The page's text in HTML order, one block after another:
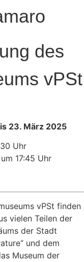
des
vPSt
23. März 2025
Uhr
17:45 Uhr
vPSt finden
vielen Teilen der
der Stadt
und dem
Museum der